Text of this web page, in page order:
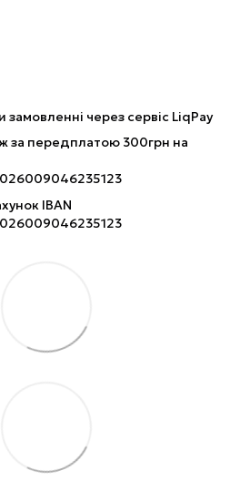
через сервіс LiqPay
за передплатою 300грн на
IBAN